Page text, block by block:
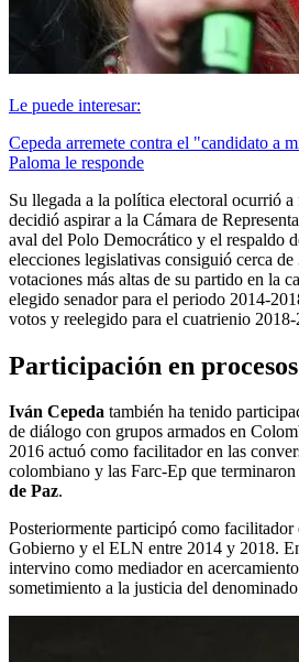
Le puede interesar:
Cepeda arremete contra el "candidato a
Paloma le responde
Su llegada a la política electoral ocurrió
decidió aspirar a la Cámara de
aval del Polo Democrático y el respaldo
elecciones legislativas consiguió cerca
votaciones más altas de su partido en la
elegido senador para el periodo 2014-
votos y reelegido para el cuatrienio 2018-
Participación en
Iván Cepeda también ha tenido
de diálogo con grupos armados en
2016 actuó como facilitador en las
colombiano y las Farc-Ep que
de Paz.
Posteriormente participó como facilitador
Gobierno y el ELN entre 2014 y 2018.
intervino como mediador en
sometimiento a la justicia del